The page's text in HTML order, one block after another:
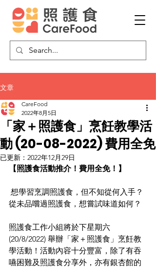
文章
「家＋照護食」烹飪教學活
動 (20-08-2022) 費用全免
CareFood
2022年8月5日
已更新： 2022年12月29日
【照護食活動推介！費用全免！】
從未品嚐過照護食，想嘗試味道如何？
照護食工作小組將於下星期六
(20/8/2022) 舉辦「家＋照護食」烹飪教
學活動！活動內容十分豐富，除了有吞
嚥困難及照護食分享外，亦有銀杏館的